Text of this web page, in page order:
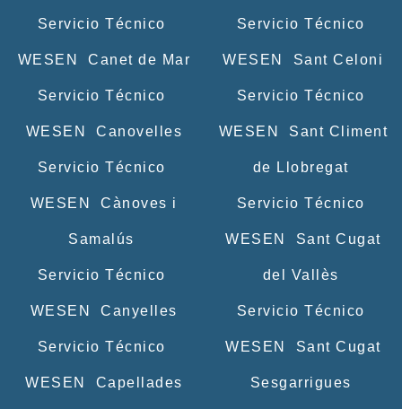
Servicio Técnico
WESEN Canet de Mar
Servicio Técnico
WESEN Canovelles
Servicio Técnico
WESEN Cànoves i
Samalús
Servicio Técnico
WESEN Canyelles
Servicio Técnico
WESEN Capellades
Servicio Técnico
WESEN Sant Celoni
Servicio Técnico
WESEN Sant Climent
de Llobregat
Servicio Técnico
WESEN Sant Cugat
del Vallès
Servicio Técnico
WESEN Sant Cugat
Sesgarrigues